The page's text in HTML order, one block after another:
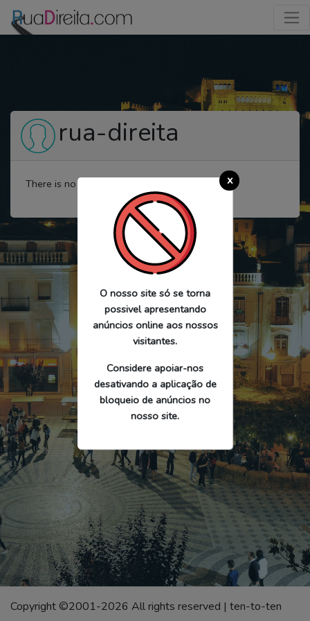
rua-direita
There is no activity for this user yet. x
O nosso site só se torna
possivel apresentando
anúncios online aos nossos
visitantes.
Considere apoiar-nos
desativando a aplicação de
bloqueio de anúncios no
nosso site.
Copyright ©2001-2026 All rights reserved | ten-to-ten